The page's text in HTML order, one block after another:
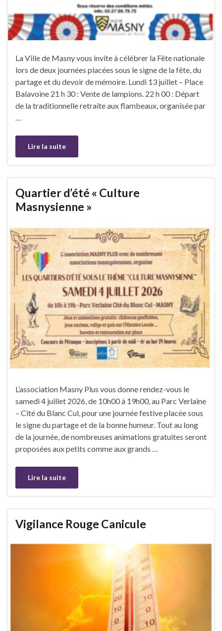
La Ville de Masny vous invite à célébrer la Fête nationale
lors de deux journées placées sous le signe de la fête, du
partage et du devoir de mémoire. Lundi 13 juillet – Place
Balavoine 21 h 30 : Vente de lampions. 22 h 00 : Départ
de la traditionnelle retraite aux flambeaux, organisée par
…
Lire la suite
Quartier d’été « Culture
Masnysienne »
L’association Masny Plus vous donne rendez-vous le
samedi 4 juillet 2026, de 10h00 à 19h00, au Parc Verlaine
– Cité du Blanc Cul, pour une journée festive placée sous
le signe du partage et de la bonne humeur. Tout au long
de la journée, de nombreuses animations gratuites seront
proposées aux petits comme aux grands …
Lire la suite
Vigilance Rouge Canicule